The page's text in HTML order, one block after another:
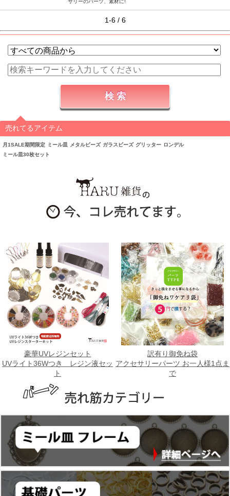
サリーのパーツ、素材に!
1-6 / 6
売れてるアイテム
月1SALE期間限定 ミール皿 メタルビーズ ガラスビーズ グリッター ロンデル
ミール皿30枚セット
豪華UVレジンセット
UVライト36Wつき レジン液セッ
ト
訳有り御免ね袋
アクセサリーパーツ お一人様1点ま
で